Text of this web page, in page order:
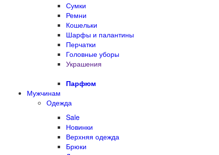
Сумки
Ремни
Кошельки
Шарфы и палантины
Перчатки
Головные уборы
Украшения
Парфюм
Мужчинам
Одежда
Sale
Новинки
Верхняя одежда
Брюки